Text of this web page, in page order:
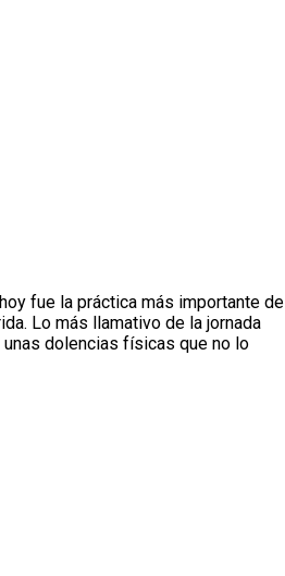
fue la práctica más importante de
Lo más llamativo de la jornada
dolencias físicas que no lo